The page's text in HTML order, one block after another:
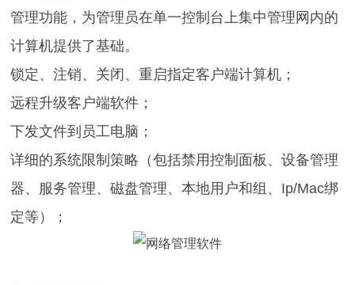
管理功能，为管理员在单一控制台上集中管理网内的
计算机提供了基础。
锁定、注销、关闭、重启指定客户端计算机；
远程升级客户端软件；
下发文件到员工电脑；
详细的系统限制策略（包括禁用控制面板、设备管理
器、服务管理、磁盘管理、本地用户和组、Ip/Mac绑
定等）；